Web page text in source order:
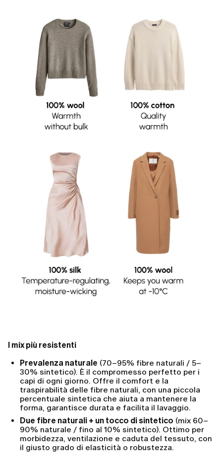
I mix più resistenti
Prevalenza naturale (70–95% fibre naturali / 5–
30% sintetico). È il compromesso perfetto per i
capi di ogni giorno. Offre il comfort e la
traspirabilità delle fibre naturali, con una piccola
percentuale sintetica che aiuta a mantenere la
forma, garantisce durata e facilita il lavaggio.
Due fibre naturali + un tocco di sintetico (mix 60–
90% naturale / fino al 10% sintetico). Ottimo per
morbidezza, ventilazione e caduta del tessuto, con
il giusto grado di elasticità o robustezza.